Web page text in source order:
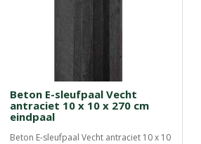
Beton E-sleufpaal Vecht
antraciet 10 x 10 x 270 cm
eindpaal
Beton E-sleufpaal Vecht antraciet 10 x 10